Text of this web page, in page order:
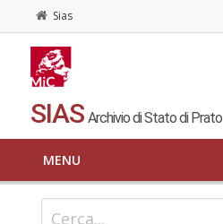
Sias
SIAS Archivio di Stato di Prato
MENU